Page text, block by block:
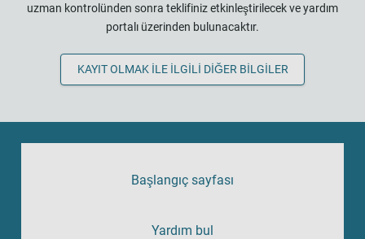
uzman kontrolünden sonra teklifiniz etkinleştirilecek ve yardım
portalı üzerinden bulunacaktır.
KAYIT OLMAK ILE ILGILI DIĞER BILGILER
Başlangıç sayfası
Yardım bul